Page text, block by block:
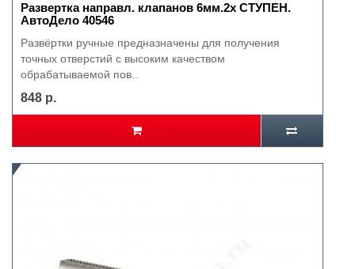
Развертка направл. клапанов 6мм.2х СТУПЕН.
АвтоДело 40546
Развёртки ручные предназначены для получения
точных отверстий с высоким качеством
обрабатываемой пов..
848 р.